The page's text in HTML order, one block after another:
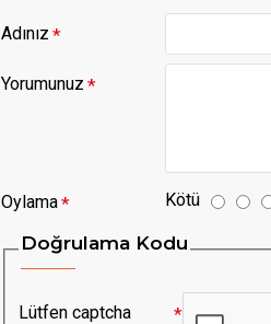
Adınız
Yorumunuz
Oylama Kötü
Doğrulama Kodu
Lütfen captcha